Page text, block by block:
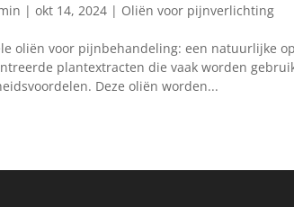
| okt 14, 2024| Oliën voor pijnverlichting
oliën voor pijnbehandeling: een natuurlijke
plantextracten die vaak worden
Deze oliën worden...